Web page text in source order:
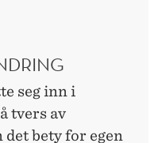
seg inn i
tvers av
det bety for egen